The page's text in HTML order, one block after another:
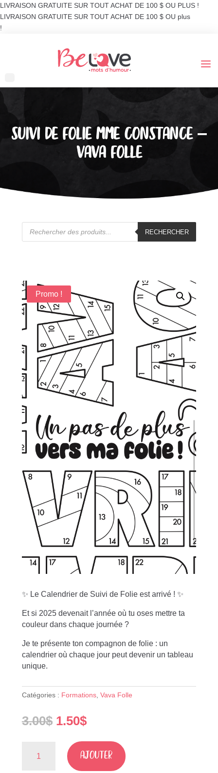
LIVRAISON GRATUITE SUR TOUT ACHAT DE 100 $ OU PLUS !
LIVRAISON GRATUITE SUR TOUT ACHAT DE 100 $ OU plus
!
SUIVI DE FOLIE MME CONSTANCE –
VAVA FOLLE
Recherche
RECHERCHER
Promo !
✨ Le Calendrier de Suivi de Folie est arrivé ! ✨
Et si 2025 devenait l’année où tu oses mettre ta
couleur dans chaque journée ?
Je te présente ton compagnon de folie : un
calendrier où chaque jour peut devenir un tableau
unique.
Catégories : Formations, Vava Folle
3.00$ Le
initial
était :
3.00$.
1.50$Le
actuel
est :
1.50$.
AJOUTER